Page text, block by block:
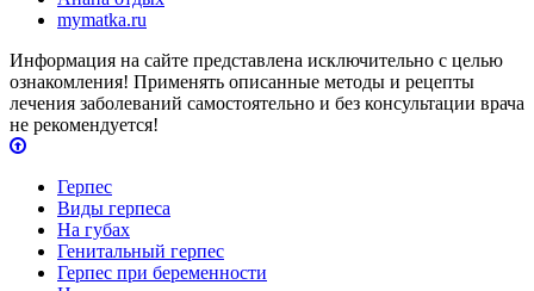
mymatka.ru
Информация на сайте представлена исключительно с целью
ознакомления! Применять описанные методы и рецепты
лечения заболеваний самостоятельно и без консультации врача
не рекомендуется!
Герпес
Виды герпеса
На губах
Генитальный герпес
Герпес при беременности